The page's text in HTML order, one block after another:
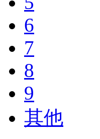
6
7
8
9
其他